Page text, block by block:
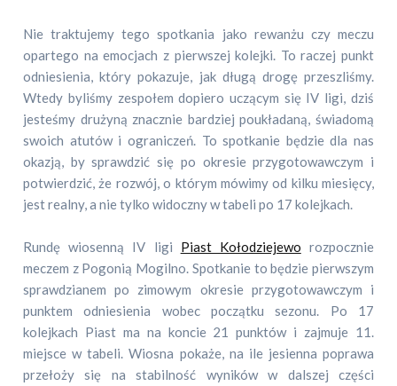
Nie traktujemy tego spotkania jako rewanżu czy meczu
opartego na emocjach z pierwszej kolejki. To raczej punkt
odniesienia, który pokazuje, jak długą drogę przeszliśmy.
Wtedy byliśmy zespołem dopiero uczącym się IV ligi, dziś
jesteśmy drużyną znacznie bardziej poukładaną, świadomą
swoich atutów i ograniczeń. To spotkanie będzie dla nas
okazją, by sprawdzić się po okresie przygotowawczym i
potwierdzić, że rozwój, o którym mówimy od kilku miesięcy,
jest realny, a nie tylko widoczny w tabeli po 17 kolejkach.
Rundę wiosenną IV ligi Piast Kołodziejewo rozpocznie
meczem z Pogonią Mogilno. Spotkanie to będzie pierwszym
sprawdzianem po zimowym okresie przygotowawczym i
punktem odniesienia wobec początku sezonu. Po 17
kolejkach Piast ma na koncie 21 punktów i zajmuje 11.
miejsce w tabeli. Wiosna pokaże, na ile jesienna poprawa
przełoży się na stabilność wyników w dalszej części